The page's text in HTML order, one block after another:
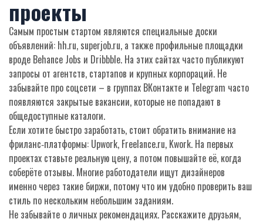
проекты
Самым простым стартом являются специальные доски
объявлений: hh.ru, superjob.ru, а также профильные площадки
вроде Behance Jobs и Dribbble. На этих сайтах часто публикуют
запросы от агентств, стартапов и крупных корпораций. Не
забывайте про соцсети – в группах ВКонтакте и Telegram часто
появляются закрытые вакансии, которые не попадают в
общедоступные каталоги.
Если хотите быстро заработать, стоит обратить внимание на
фриланс‑платформы: Upwork, Freelance.ru, Kwork. На первых
проектах ставьте реальную цену, а потом повышайте её, когда
соберёте отзывы. Многие работодатели ищут дизайнеров
именно через такие биржи, потому что им удобно проверить ваш
стиль по нескольким небольшим заданиям.
Не забывайте о личных рекомендациях. Расскажите друзьям,